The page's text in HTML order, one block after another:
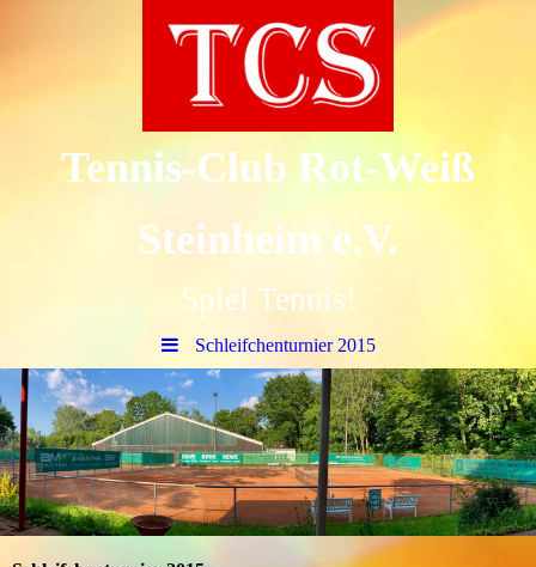
Tennis-Club Rot-Weiß
Steinheim e.V.
Spiel Tennis!
Schleifchenturnier 2015